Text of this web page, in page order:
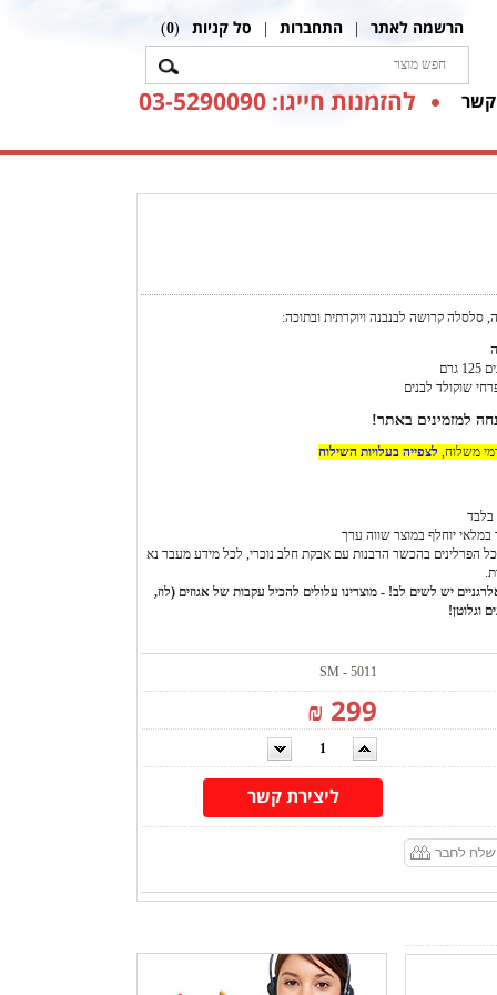
הרשמה לאתר התחברות סל קניות (
0
)
קשר להזמנות חייגו: 03-5290090
סלסלה קרושה לבנבנה ויוקרתית ובתוכה:
משלוח, לצפייה בעלויות השילוח
במלאי יוחלף במוצר שווה ערך
הפרלינים בהכשר הרבנות עם אבקת חלב נוכרי, לכל מידע מעבר נא
יש לשים לב! - מוצרינו עלולים להכיל עקבות של אגוזים (לוז,
וגלוטן!
SM - 5011
299 ₪
ליצירת קשר